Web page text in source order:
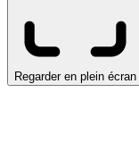
Regarder en plein écran